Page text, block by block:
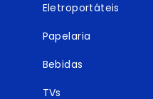
Eletroportáteis
Papelaria
Bebidas
TVs